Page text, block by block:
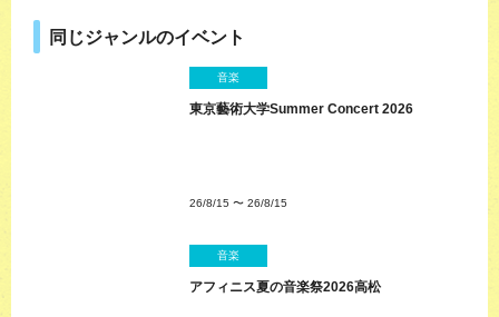
同じジャンルのイベント
音楽
東京藝術大学Summer Concert 2026
26/8/15 〜 26/8/15
音楽
アフィニス夏の音楽祭2026高松